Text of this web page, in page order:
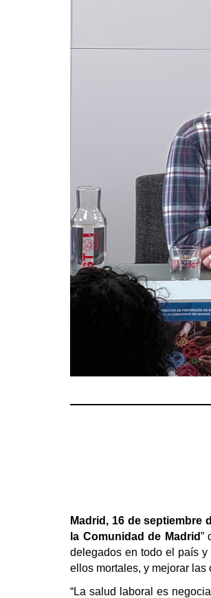
Madrid, 16 de septiembre
la Comunidad de Madrid”
delegados en todo el país
ellos mortales, y mejorar
“La salud laboral es